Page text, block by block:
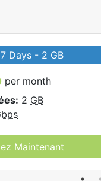
Days - 2 GB
per month
2 GB
Maintenant